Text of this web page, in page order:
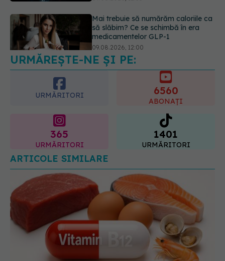
Prof. univ. dr. Cătălina Poiană (CMR),
avertisment după ambulanța
atacată în Cluj: Fake news-ul nu
este inofensiv
09.08.2026, 14:05
URMĂREȘTE-NE ȘI PE:
URMĂRITORI
365
URMĂRITORI
1401
URMĂRITORI
ARTICOLE SIMILARE
Vitamina B12: semnul dat de constipație sau
diaree. Ce se întâmplă când nivelul ei este prea